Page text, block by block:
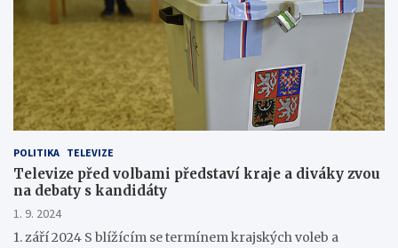
POLITIKA TELEVIZE
Televize před volbami představí kraje a diváky zvou
na debaty s kandidáty
1. 9. 2024
1. září 2024 S blížícím se termínem krajských voleb a